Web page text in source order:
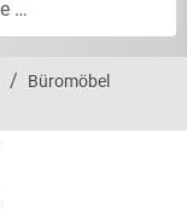
Büromöbel